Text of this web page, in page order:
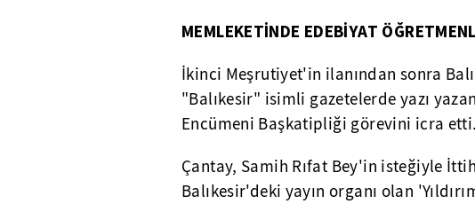
MEMLEKETİNDE EDEBİYAT
İkinci Meşrutiyet'in ilanından sonra
"Balıkesir" isimli gazetelerde yazı
Encümeni Başkatipliği görevini icra etti.
Çantay, Samih Rıfat Bey'in isteğiyle
Balıkesir'deki yayın organı olan